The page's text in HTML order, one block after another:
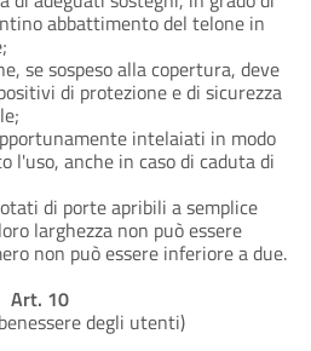
abbattimento del telone in
se sospeso alla copertura, deve
di protezione e di sicurezza
intelaiati in modo
l'uso, anche in caso di caduta di
di porte apribili a semplice
larghezza non può essere
non può essere inferiore a due.
Art. 10
degli utenti)